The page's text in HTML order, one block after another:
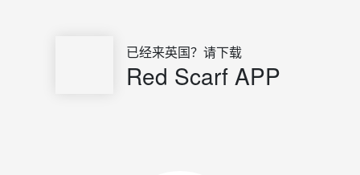
已经来英国？请下载
Red Scarf APP